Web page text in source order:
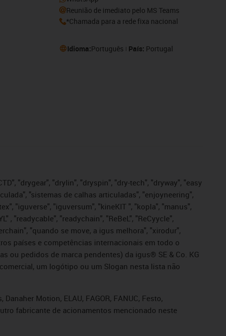
Reunião de imediato pelo MS Teams
*Chamada para a rede fixa nacional
Idioma:Português País: Portugal
"drygear", "drylin", "dryspin", "dry-tech", "dryway", "easy
"sistemas de calhas articuladas", "enjoyneering",
"iguverse", "iguversum", "kineKIT ", "kopla", "manus",
"readycable", "readychain", "ReBeL", "ReCyycle",
"quando se move, a igus melhora", "xirodur",
países e competências internacionais em todo o
ou pedidos de marca pendentes) da igus® SE & Co. KG
um logótipo ou um Slogan nesta lista não
Motion, ELAU, FAGOR, FANUC, Festo,
fabricante de acionamentos mencionado neste